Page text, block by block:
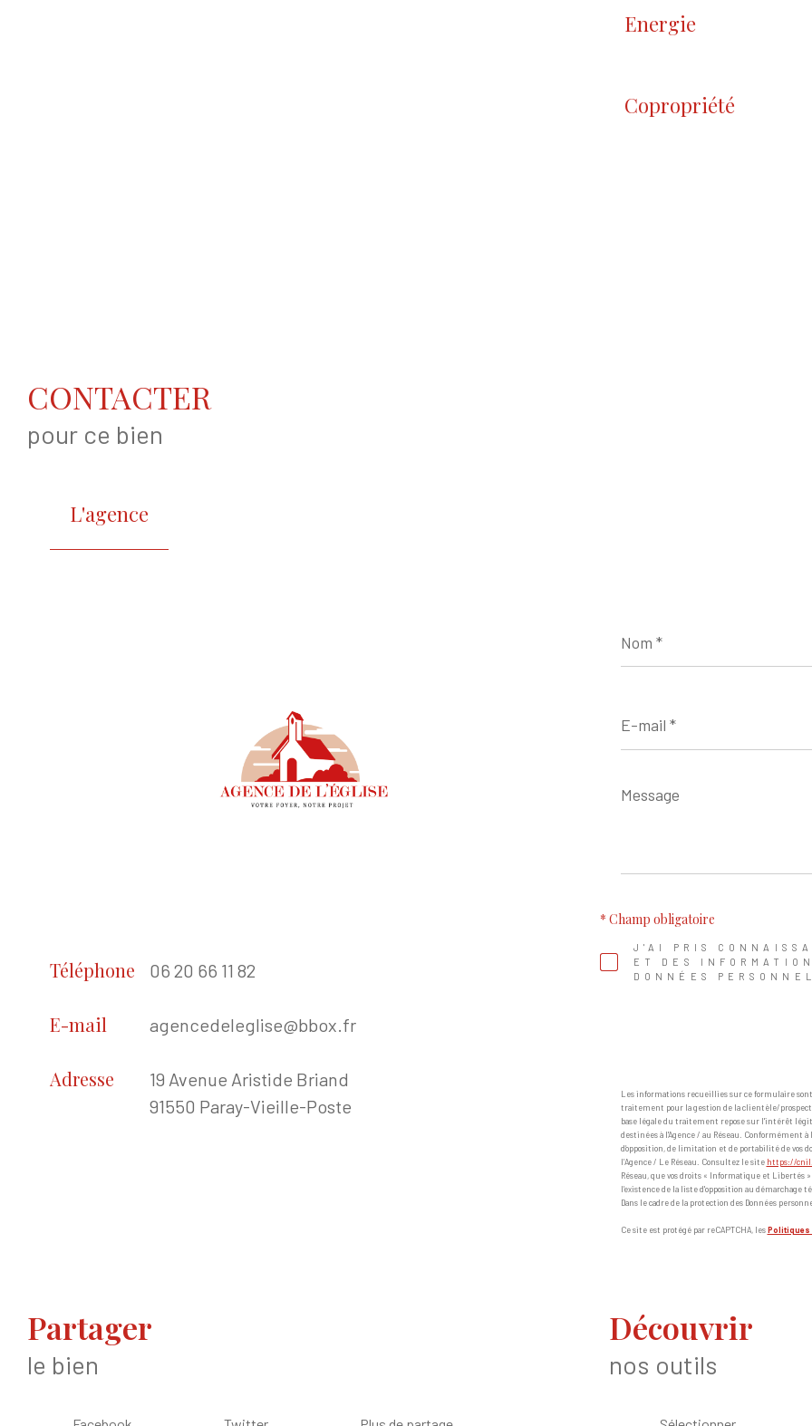
Energie
Copropriété
CONTACTER
pour ce bien
L'agence
Téléphone 06 20 66 11 82
E-mail agencedeleglise@bbox.fr
Adresse
19 Avenue Aristide Briand
91550 Paray-Vieille-Poste
*
mail
*
Message
*
J'AI PRIS
ET DES
DONNÉES
* Champ obligatoire
Les informations recueillies sur ce formulaire
traitement pour la gestion de la clientèle/
base légale du traitement repose sur l'intérêt
destinées à l'Agence / au Réseau. Conformément
d’opposition, de limitation et de portabilité de
l’Agence / Le Réseau. Consultez le site https://
Réseau, que vos droits « Informatique et Libertés
l’existence de la liste d'opposition au démarchage
Dans le cadre de la protection des Données
Ce site est protégé par reCAPTCHA, lesPolitiques
partager
le bien
découvrir
nos outils